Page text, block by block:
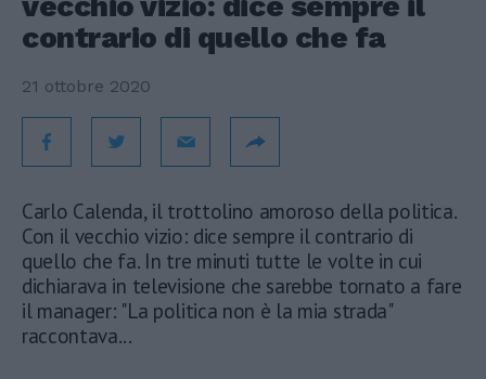
contrario di quello che fa
21 ottobre 2020
Carlo Calenda, il trottolino amoroso della politica.
Con il vecchio vizio: dice sempre il contrario di
quello che fa. In tre minuti tutte le volte in cui
dichiarava in televisione che sarebbe tornato a fare
il manager: "La politica non è la mia strada"
raccontava...